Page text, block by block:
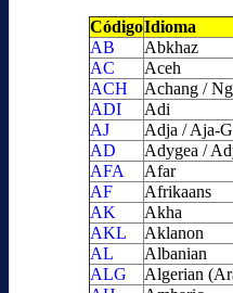
CódigoIdioma
AB
Abkhaz
AC
Aceh
ACH
Achang /
ADI
Adi
AJ
Adja / Aja-
AD
Adygea /
AFA
Afar
AF
Afrikaans
AK
Akha
AKL
Aklanon
AL
Albanian
ALG
Algerian